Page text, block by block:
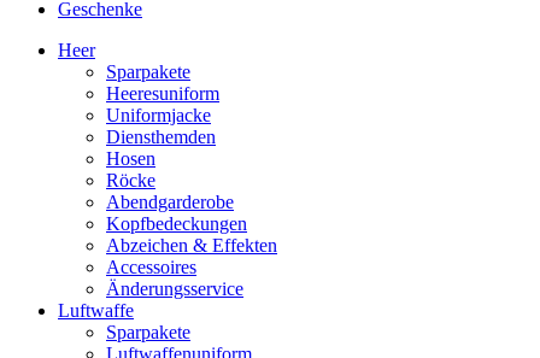
Geschenke
Heer
Sparpakete
Heeresuniform
Uniformjacke
Diensthemden
Hosen
Röcke
Abendgarderobe
Kopfbedeckungen
Abzeichen & Effekten
Accessoires
Änderungsservice
Luftwaffe
Sparpakete
Luftwaffenuniform